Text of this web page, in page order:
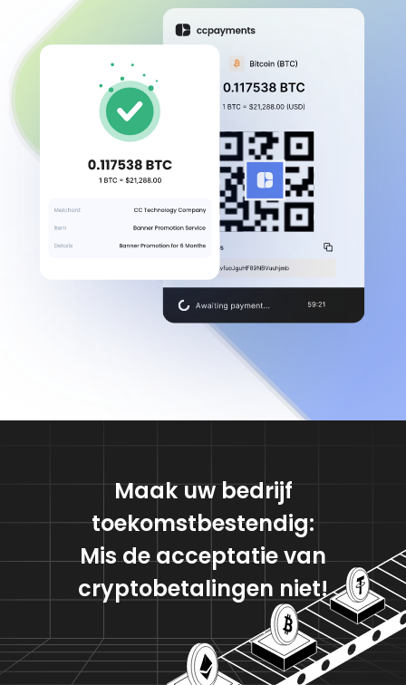
Maak uw bedrijf
toekomstbestendig:
Mis de acceptatie van
cryptobetalingen niet!